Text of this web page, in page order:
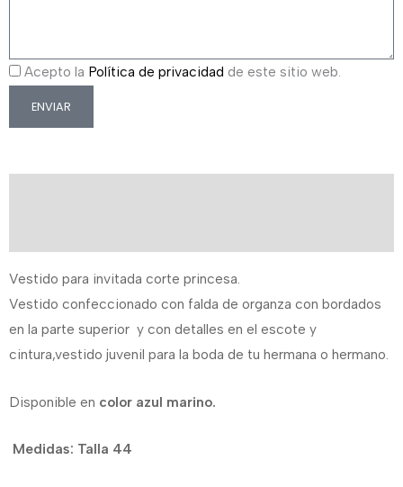
Acepto la Política de privacidad de este sitio web.
ENVIAR
Vestido para invitada corte princesa.
Vestido confeccionado con falda de organza con bordados
en la parte superior y con detalles en el escote y
cintura,vestido juvenil para la boda de tu hermana o hermano.
Disponible en color azul marino.
Medidas: Talla 44